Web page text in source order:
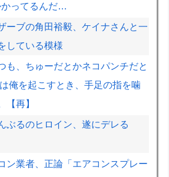
ってるんだ…
ーブの角田裕毅、ケイナさんと一
している模様
も、ちゅーだとかネコパンチだと
俺を起こすとき、手足の指を噛
【再】
ぶるのヒロイン、遂にデレる
ン業者、正論「エアコンスプレー